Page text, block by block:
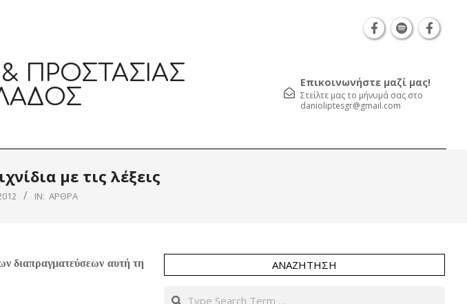
ΠΡΟΣΤΑΣΊΑΣ
Επικοινωνήστε μαζί μας!
Στείλτε μας το μήνυμά σας στο
danioliptesgr@gmail.com
με τις λέξεις
IN: ΆΡΘΡΑ
διαπραγματεύσεων αυτή τη
ΑΝΑΖΉΤΗΣΗ
Search